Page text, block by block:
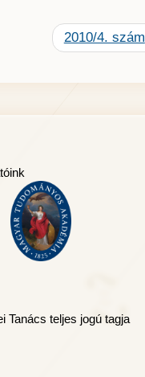
2010/4. szám
Tanács teljes jogú tagja